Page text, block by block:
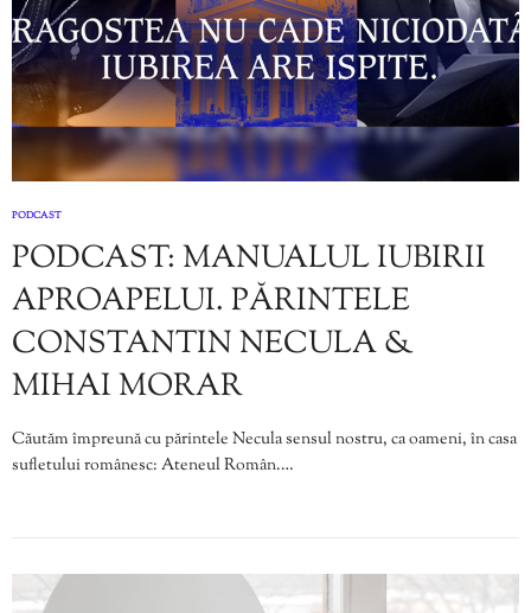
PODCAST
PODCAST: MANUALUL IUBIRII
APROAPELUI. PĂRINTELE
CONSTANTIN NECULA &
MIHAI MORAR
Căutăm împreună cu părintele Necula sensul nostru, ca oameni, în casa
sufletului românesc: Ateneul Român.…